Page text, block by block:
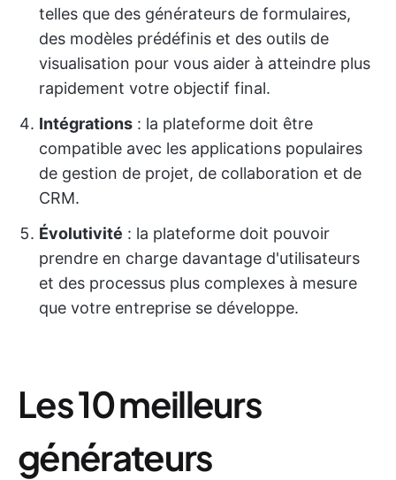
telles que des générateurs de formulaires,
des modèles prédéfinis et des outils de
visualisation pour vous aider à atteindre plus
rapidement votre objectif final.
Intégrations : la plateforme doit être
compatible avec les applications populaires
de gestion de projet, de collaboration et de
CRM.
Évolutivité : la plateforme doit pouvoir
prendre en charge davantage d'utilisateurs
et des processus plus complexes à mesure
que votre entreprise se développe.
Les 10 meilleurs
générateurs